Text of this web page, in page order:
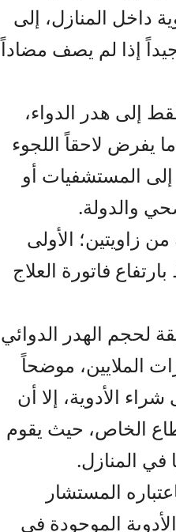
داخل المنازل، إلى
إذا لم يصف مضاداً
إلى هدر الدواء،
يفرض لاحقاً اللجوء
المستشفيات أو
والدولة.
زاويتين؛ الأولى
فاتورة العلاج
لحجم الهدر الدوائي
الملايين، موضحاً
سنوياً على شراء الأدوية، إلا أن
الخاص، حيث يقوم
في المنازل.
المستشار
الموجودة في